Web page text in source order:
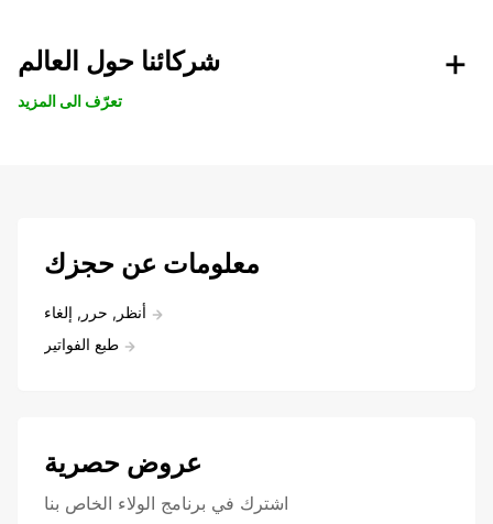
شركائنا حول العالم
تعرّف الى المزيد
معلومات عن حجزك
أنظر, حرر, إلغاء
طبع الفواتير
عروض حصرية
اشترك في برنامج الولاء الخاص بنا